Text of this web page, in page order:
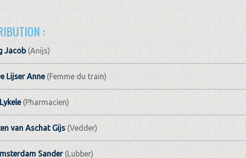
:
Jacob(Anijs)
Lijser Anne(Femme du train)
(Pharmacien)
van Aschat Gijs (Vedder)
Sander(Lubber)